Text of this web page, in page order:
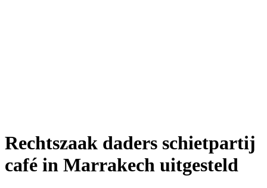
Rechtszaak daders schietpartij
café in Marrakech uitgesteld